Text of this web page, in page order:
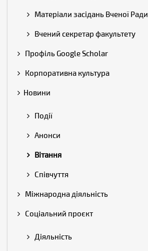
Матеріали засідань Вченої Ради
Вчений секретар факультету
Профіль Google Scholar
Корпоративна культура
Новини
Події
Анонси
Вітання
Співчуття
Міжнародна діяльність
Соціальний проєкт
Діяльність